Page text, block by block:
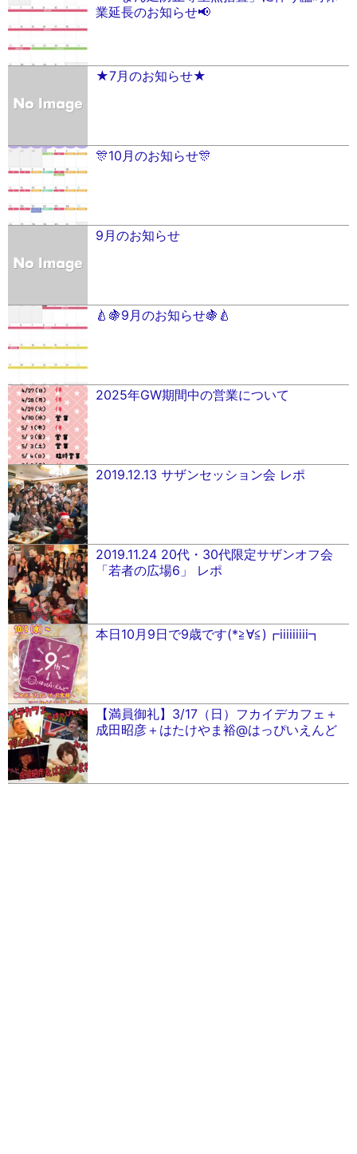
業延長のお知らせ📢
★7月のお知らせ★
🎊10月のお知らせ🎊
9月のお知らせ
🍐🍇9月のお知らせ🍇🍐
2025年GW期間中の営業について
2019.12.13 サザンセッション会 レポ
2019.11.24 20代・30代限定サザンオフ会
「若者の広場6」 レポ
本日10月9日で9歳です(*≧∀≦)┏iiiiiiiii┓
【満員御礼】3/17（日）フカイデカフェ＋
成田昭彦＋はたけやま裕@はっぴいえんど